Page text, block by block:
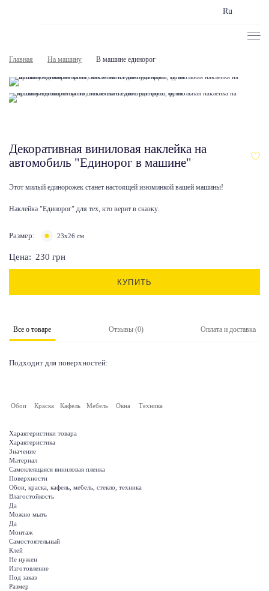
Ru
Главная На машину В машине единорог
Декоративная виниловая наклейка на
автомобиль "Единорог в машине"
Этот милый единорожек станет настоящей изюминкой вашей машины!
Наклейка "Единорог" для тех, кто верит в сказку.
Размер: 23х26 см
Цена: 230 грн
КУПИТЬ
Все о товаре Отзывы (0) Оплата и доставка
Подходит для поверхностей:
Обои Краска Кафель Мебель Окна Техника
Характеристики товара
Характеристика
Значение
Материал
Самоклеящаяся виниловая пленка
Поверхности
Обои, краска, кафель, мебель, стекло, техника
Влагостойкость
Да
Можно мыть
Да
Монтаж
Самостоятельный
Клей
Не нужен
Изготовление
Под заказ
Размер